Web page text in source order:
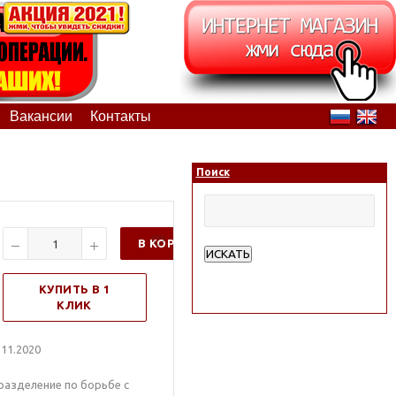
Вакансии Контакты
В КОРЗИНУ
КУПИТЬ В 1
КЛИК
по борьбе с
Поиск
ИСКАТЬ